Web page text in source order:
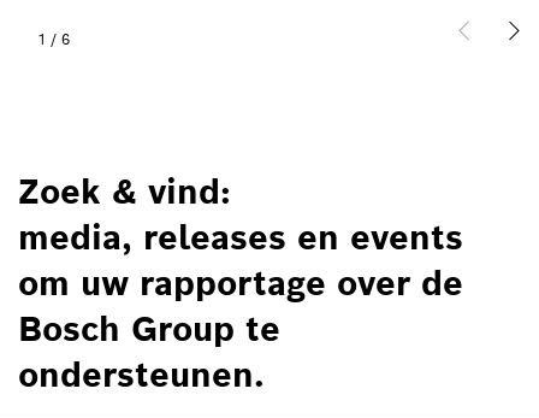
1 / 6
Zoek & vind:
media, releases en events
om uw rapportage over de
Bosch Group te
ondersteunen.